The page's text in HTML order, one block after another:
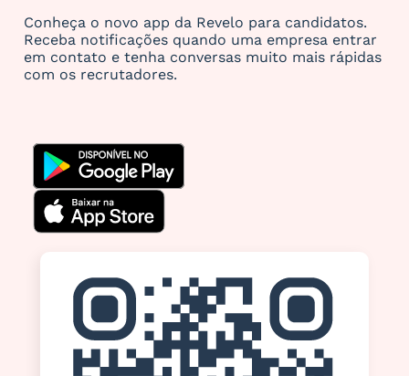
Conheça o novo app da Revelo para candidatos.
Receba notificações quando uma empresa entrar
em contato e tenha conversas muito mais rápidas
com os recrutadores.